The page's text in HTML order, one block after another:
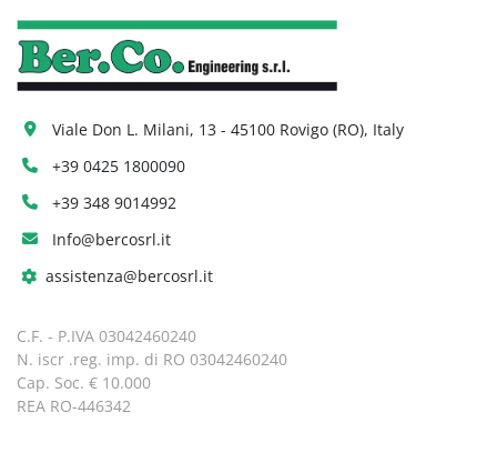
Viale Don L. Milani, 13 - 45100 Rovigo (RO), Italy
+39 0425 1800090
+39 348 9014992
Info@bercosrl.it
assistenza@bercosrl.it
C.F. - P.IVA 03042460240
N. iscr .reg. imp. di RO 03042460240
Cap. Soc. € 10.000
REA RO-446342